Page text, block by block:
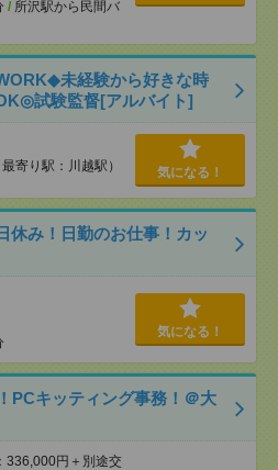
/ 所沢駅から民間バ
未経験から好きな時
試験監督[アルバイト]
寄り駅：川越駅） 気になる！
休み！日勤のお仕事！カッ
気になる！
PCキッティング事務！＠大
円＋別途交